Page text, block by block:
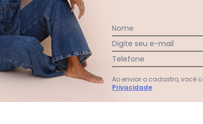
da largura?
97%
0%
Bom
Longo
Nome
Digite seu e-mail
Telefone
Ao enviar o cadastro, você
Privacidade